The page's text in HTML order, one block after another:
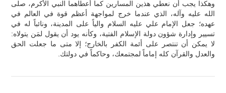
وهكذا يجب أن نعطي هذين المسارين كما أعطاهما النبي الأكرم، صلى
الله عليه وآله، الذي عندما خرج لمواجهة أعظم قوة في العالم في
عهده؛ جعل الإمام علي عليه السلام والياً على المدينة، ونائباً له في
تسيير وإدارة شؤون دولة الإسلام الفتية، وكأنه يود أن يقول لمَن يتولاه:
لا يمكن أن تنتصر على أئمة الكفر بالخارج؛ إلا متى ما جعلت الحق
والعدل والقرآن كله إماماً لمجتمعك، وحاكماً في دولتك.